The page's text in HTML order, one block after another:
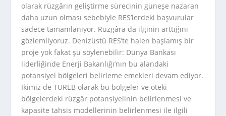
olarak rüzgârın geliştirme sürecinin güneşe nazaran
daha uzun olması sebebiyle RES’lerdeki başvurular
sadece tamamlanıyor. Rüzgâra da ilginin arttığını
gözlemliyoruz. Denizüstü RES’te halen başlamış bir
proje yok fakat şu söylenebilir: Dünya Bankası
liderliğinde Enerji Bakanlığı’nın bu alandaki
potansiyel bölgeleri belirleme emekleri devam ediyor.
Ikimiz de TÜREB olarak bu bölgeler ve öteki
bölgelerdeki rüzgâr potansiyelinin belirlenmesi ve
kapasite tahsis modellerinin belirlenmesi ile ilgili